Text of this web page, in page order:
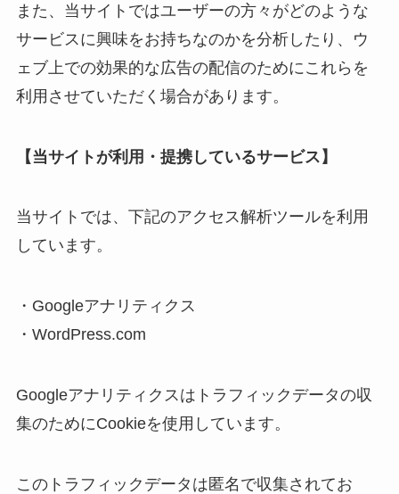
また、当サイトではユーザーの方々がどのような
サービスに興味をお持ちなのかを分析したり、ウ
ェブ上での効果的な広告の配信のためにこれらを
利用させていただく場合があります。
【当サイトが利用・提携しているサービス】
当サイトでは、下記のアクセス解析ツールを利用
しています。
・Googleアナリティクス
・WordPress.com
Googleアナリティクスはトラフィックデータの収
集のためにCookieを使用しています。
このトラフィックデータは匿名で収集されてお